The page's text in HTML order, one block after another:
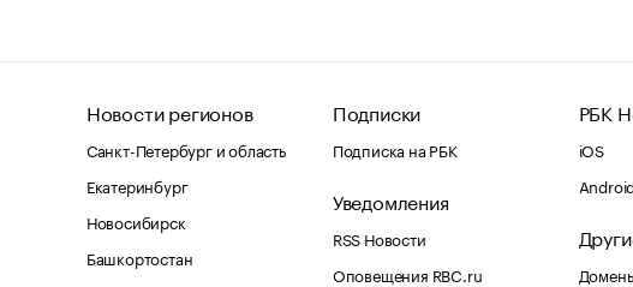
Новости регионов
Санкт-Петербург и область
Екатеринбург
Новосибирск
Башкортостан
Подписки
Подписка на РБК
Уведомления
RSS Новости
Оповещения RBC.ru
РБК
iOS